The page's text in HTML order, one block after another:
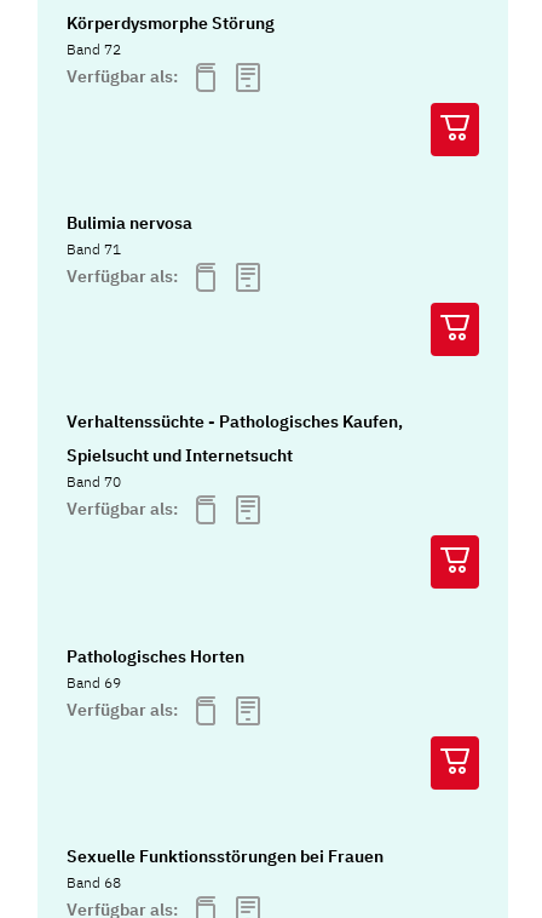
Körperdysmorphe Störung
Band 72
Verfügbar als:
Bulimia nervosa
Band 71
Verfügbar als:
Verhaltenssüchte - Pathologisches Kaufen,
Spielsucht und Internetsucht
Band 70
Verfügbar als:
Pathologisches Horten
Band 69
Verfügbar als:
Sexuelle Funktionsstörungen bei Frauen
Band 68
Verfügbar als: